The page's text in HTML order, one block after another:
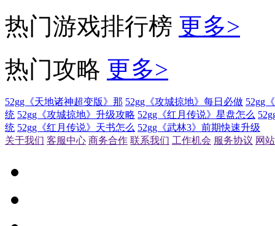
热门游戏排行榜 更多>
热门攻略 更多>
52gg《天地诸神超变版》那 52gg《攻城掠地》每日必做 52gg
统 52gg《攻城掠地》升级攻略 52gg《红月传说》星盘怎么
统 52gg《红月传说》天书怎么 52gg《武林3》前期快速升级
关于我们 客服中心 商务合作 联系我们 工作机会 服务协议 网